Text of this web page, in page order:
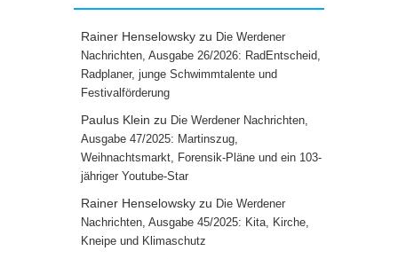
Rainer Henselowsky zu Die Werdener
Nachrichten, Ausgabe 26/2026: RadEntscheid,
Radplaner, junge Schwimmtalente und
Festivalförderung
Paulus Klein zu Die Werdener Nachrichten,
Ausgabe 47/2025: Martinszug,
Weihnachtsmarkt, Forensik-Pläne und ein 103-
jähriger Youtube-Star
Rainer Henselowsky zu Die Werdener
Nachrichten, Ausgabe 45/2025: Kita, Kirche,
Kneipe und Klimaschutz